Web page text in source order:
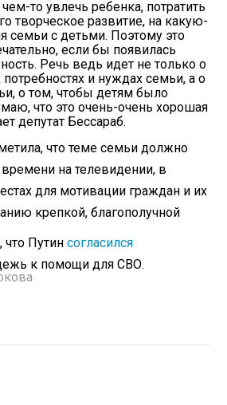
то увлечь ребенка, потратить
творческое развитие, на какую-
семьи с детьми. Поэтому это
если бы появилась
Речь ведь идет не только о
и нуждах семьи, а о
о том, чтобы детям было
что это очень-очень хорошая
депутат Бессараб.
что теме семьи должно
на телевидении, в
для мотивации граждан и их
крепкой, благополучной
что Путинсогласился
к помощи для СВО.